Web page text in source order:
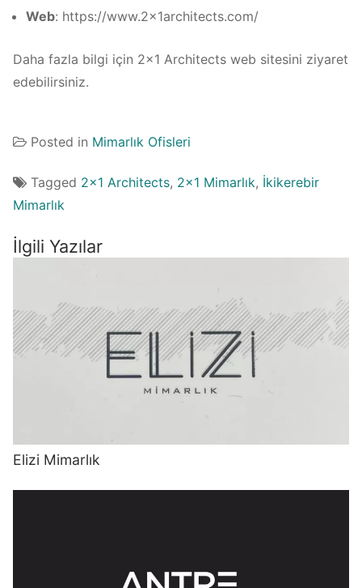
Web: https://www.2x1architects.com/
Daha fazla bilgi için 2×1 Architects web sitesini ziyaret
edebilirsiniz.
Posted in Mimarlık Ofisleri
Tagged 2x1 Architects, 2x1 Mimarlık, İkikerebir
Mimarlık
İlgili Yazılar
Elizi Mimarlık